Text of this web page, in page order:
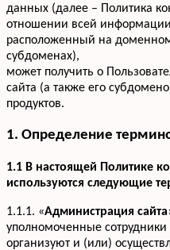
данных (далее – Политика
отношении всей
расположенный на
субдоменах),
может получить о
сайта (а также его
продуктов.
1. Определение
1.1 В настоящей Политике
используются следующие
1.1.1. «Администрация сайта
уполномоченные
организуют и (или)